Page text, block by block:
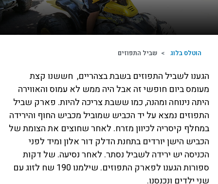
הוטלס בלוג > שביל התפוזים
הגענו לשביל התפוזים בשבת בצהריים, חששנו קצת
מעומס ביום חופשי זה אבל היה ממש לא עמוס והאווירה
היתה נינוחה ומהנה, כמו ששבת צריכה להיות. פארק שביל
התפוזים נמצא על יד הכביש שמוביל מכביש החוף והירידה
במחלף קיסריה לכיוון מזרח. לאחר שחוצים את הצומת של
הכביש הישן יורדים בתחנת הדלק דור אלון ומיד לפני
הכניסה יש ירידה לשביל נסתר. לאחר נסיעה. של דקות
ספורות הגענו לפארק התפוזים. שילמנו 190 שח לזוג עם
שני ילדים ונכנסנו.